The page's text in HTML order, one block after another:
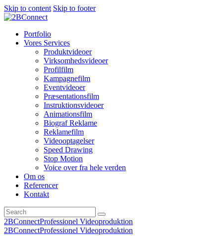
Skip to content Skip to footer
Portfolio
Vores Services
Produktvideoer
Virksomhedsvideoer
Profilfilm
Kampagnefilm
Eventvideoer
Præsentationsfilm
Instruktionsvideoer
Animationsfilm
Biograf Reklame
Reklamefilm
Videooptagelser
Speed Drawing
Stop Motion
Voice over fra hele verden
Om os
Referencer
Kontakt
2BConnectProfessionel Videoproduktion
2BConnectProfessionel Videoproduktion